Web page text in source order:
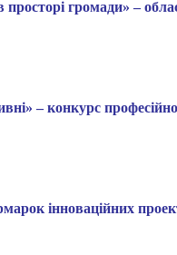
громади» –
– конкурс
інноваційних